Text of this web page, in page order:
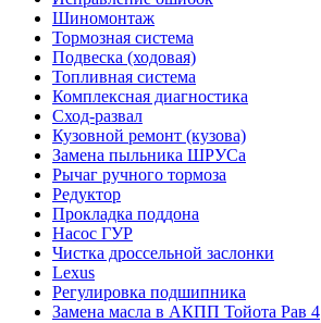
Шиномонтаж
Тормозная система
Подвеска (ходовая)
Топливная система
Комплексная диагностика
Сход-развал
Кузовной ремонт (кузова)
Замена пыльника ШРУСа
Рычаг ручного тормоза
Редуктор
Прокладка поддона
Насос ГУР
Чистка дроссельной заслонки
Lexus
Регулировка подшипника
Замена масла в АКПП Тойота Рав 4